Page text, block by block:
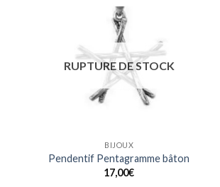
liste
RUPTURE DE STOCK
BIJOUX
Pendentif Pentagramme bâton
17,00€